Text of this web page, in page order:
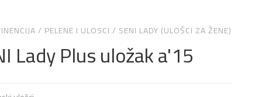
/ PELENE I ULOSCI / SENI LADY (ULOŠCI ZA ŽENE)
Lady Plus uložak a'15